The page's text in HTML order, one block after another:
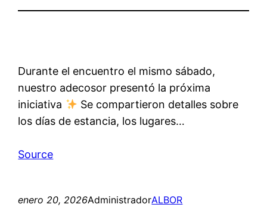
Durante el encuentro el mismo sábado,
nuestro adecosor presentó la próxima
iniciativa
Se compartieron detalles sobre
los días de estancia, los lugares…
Source
enero 20, 2026AdministradorALBOR